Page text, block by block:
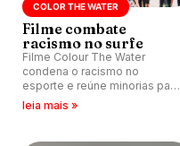
COLOR THE WATER
Filme combate
racismo no surfe
Filme Colour The Water
condena o racismo no
esporte e reúne minorias para
aulas e sessões de surfe em
leia mais »